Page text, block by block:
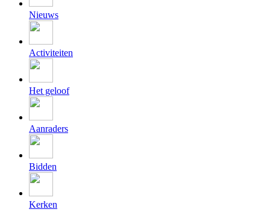
Nieuws
Activiteiten
Het geloof
Aanraders
Bidden
Kerken